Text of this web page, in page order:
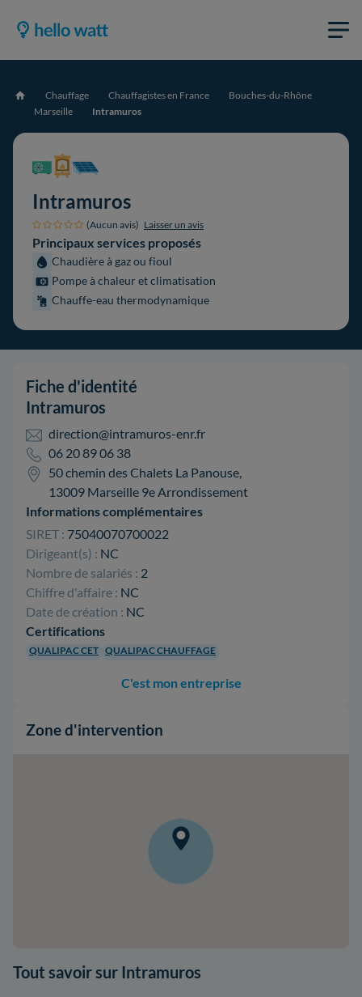
Accueil Chauffage Chauffagistes en France
Bouches-du-Rhône
Marseille
Intramuros
Intramuros
(Aucun avis) Laisser un avis
Principaux services proposés
Chaudière à gaz ou fioul
Pompe à chaleur et climatisation
Chauffe-eau thermodynamique
Fiche d'identité
Intramuros
direction@intramuros-enr.fr
06 20 89 06 38
50 chemin des Chalets La Panouse,
13009 Marseille 9e Arrondissement
Informations complémentaires
SIRET : 75040070700022
Dirigeant(s) : NC
Nombre de salariés : 2
Chiffre d'affaire : NC
Date de création : NC
Certifications
QUALIPAC CET QUALIPAC CHAUFFAGE
C'est mon entreprise
Zone d'intervention
Tout savoir sur Intramuros